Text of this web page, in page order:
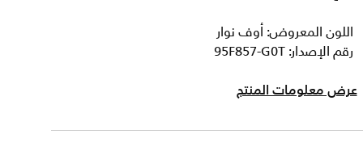
اللون المعروض: أوف نوار
رقم الإصدار: 95F857-G0T
عرض معلومات المنتج